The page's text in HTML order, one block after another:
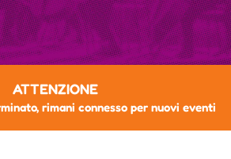
ATTENZIONE
rimani connesso per nuovi eventi